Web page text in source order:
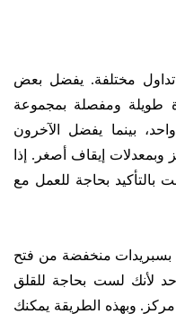
تداول مختلفة. يفضل بعض
طويلة ومفصلة بمجموعة
بينما يفضل الآخرون
وبمعدلات إيقاف أصغر. إذا
بالتأكيد بحاجة للعمل مع
منخفضة من فتح
لأنك لست بحاجة للقلق
وبهذه الطريقة يمكنك